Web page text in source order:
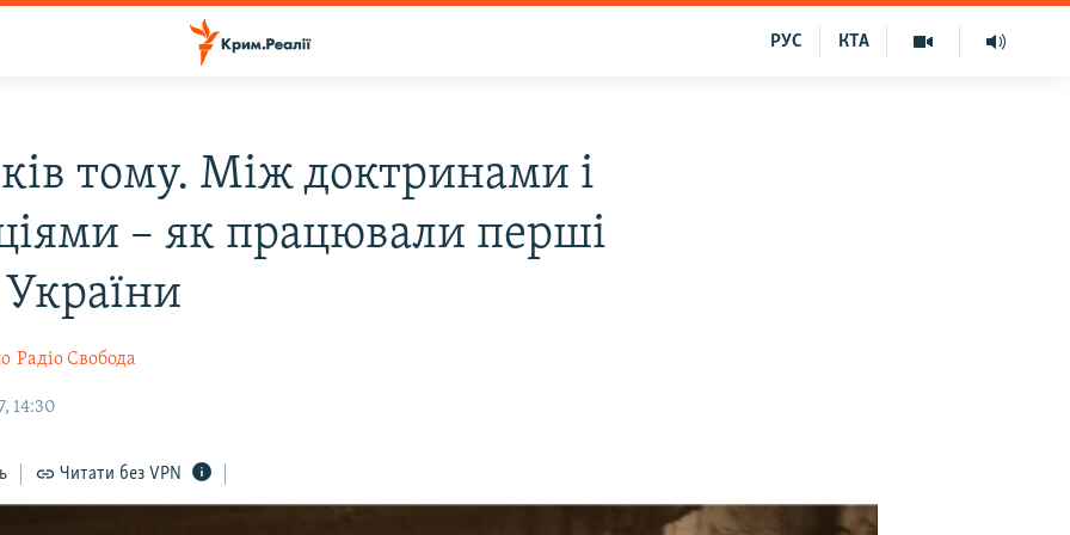
КТА
РУС
тому. Між доктринами і
– як працювали перші
Радіо Свобода
14:30
Читати без VPN